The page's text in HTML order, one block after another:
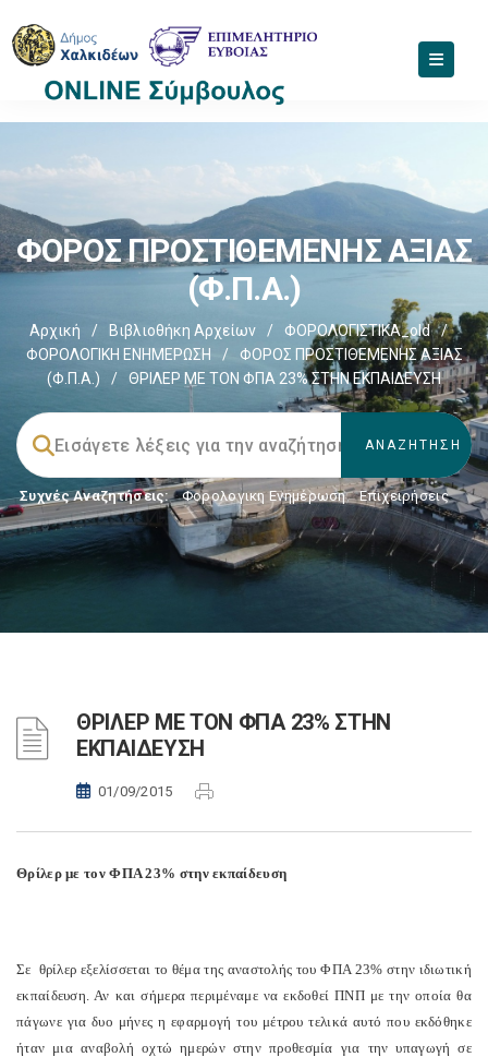
ΦΟΡΟΣ ΠΡΟΣΤΙΘΕΜΕΝΗΣ ΑΞΙΑΣ
(Φ.Π.Α.)
Αρχική / Βιβλιοθήκη Αρχείων / ΦΟΡΟΛΟΓΙΣΤΙΚΑ_old
/
ΦΟΡΟΛΟΓΙΚΗ ΕΝΗΜΕΡΩΣΗ
/
ΦΟΡΟΣ ΠΡΟΣΤΙΘΕΜΕΝΗΣ ΑΞΙΑΣ
(Φ.Π.Α.)
/ ΘΡΙΛΕΡ ΜΕ ΤΟΝ ΦΠΑ 23% ΣΤΗΝ ΕΚΠΑΙΔΕΥΣΗ
Συχνές Αναζητήσεις: Φορολογικη Ενημέρωση, Επιχειρήσεις
ΘΡΙΛΕΡ ΜΕ ΤΟΝ ΦΠΑ 23% ΣΤΗΝ
ΕΚΠΑΙΔΕΥΣΗ
01/09/2015
Θρίλερ με τον ΦΠΑ 23% στην εκπαίδευση
Σε θρίλερ εξελίσσεται το θέμα της αναστολής του ΦΠΑ 23% στην ιδιωτική
εκπαίδευση. Αν και σήμερα περιμέναμε να εκδοθεί ΠΝΠ με την οποία θα
πάγωνε για δυο μήνες η εφαρμογή του μέτρου τελικά αυτό που εκδόθηκε
ήταν μια αναβολή οχτώ ημερών στην προθεσμία για την υπαγωγή σε